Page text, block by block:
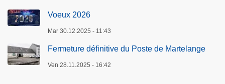
Voeux 2026
Mar 30.12.2025 - 11:43
Fermeture définitive du Poste de Martelange
Ven 28.11.2025 - 16:42